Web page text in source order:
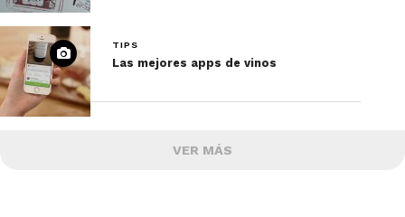
TIPS
Las mejores apps de vinos
VER MÁS